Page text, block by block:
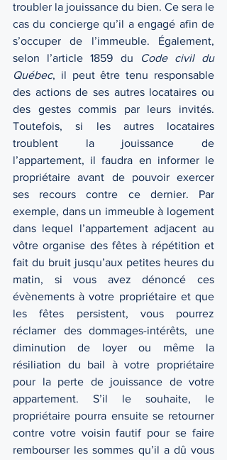
troubler la jouissance du bien. Ce sera le
cas du concierge qu’il a engagé afin de
s’occuper de l’immeuble. Également,
selon l’article 1859 du
Code civil du
Québec, il peut être tenu responsable
des actions de ses autres locataires ou
des gestes commis par leurs invités.
Toutefois, si les autres locataires
troublent la jouissance de
l’appartement, il faudra en informer le
propriétaire avant de pouvoir exercer
ses recours contre ce dernier. Par
exemple, dans un immeuble à logement
dans lequel l’appartement adjacent au
vôtre organise des fêtes à répétition et
fait du bruit jusqu’aux petites heures du
matin, si vous avez dénoncé ces
évènements à votre propriétaire et que
les fêtes persistent, vous pourrez
réclamer des dommages-intérêts, une
diminution de loyer ou même la
résiliation du bail à votre propriétaire
pour la perte de jouissance de votre
appartement. S’il le souhaite, le
propriétaire pourra ensuite se retourner
contre votre voisin fautif pour se faire
rembourser les sommes qu’il a dû vous